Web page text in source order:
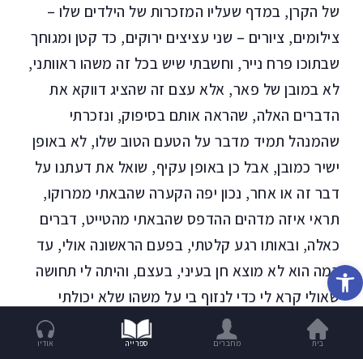
פתח סרגל נגישות
של הקרן, במדף שעליו המזכרות של הילדים שלו –
צילומים, ציורים – שני עציצים ירוקים, כד קטן ומגוחך
שבתוכו פרח נייר, וחשבתי שיש בכל זה משהו ראוותני,
לא במובן של פאר, אלא עצם זה שהציג דווקא את
הדברים האלה, שהראה אותם בסיפוק, ונזכרתי
שהמנהל תמיד מדבר על הטעם הטוב שלו, לא באופן
ישיר כמובן, אבל כן באופן עקיף, שואל את דעתנו על
דבר זה או אחר, נכון יפה הקערה שהבאתי ממרוקו,
תראי איזה מדהים ההדפס שהבאתי מהטייט, דברים
כאלה, ובאותו רגע קלטתי, בפעם הראשונה אולי, עד
כמה הוא לא מוצא חן בעיני, בעצם, והיתה לי תחושה
שאולי קרא לי כדי לנזוף בי על משהו שלא יכולתי
בכלל לנחש מהו. כשניתק הישיר אלי מבט ופנה אלי
בשם האמיתי שלי – זה שאף אחד לא משתמש בו, כפי
בית מחברים ספרייה אודיו